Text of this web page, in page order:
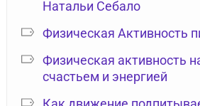
Натальи Себало
Физическая Активность
Физическая активность
счастьем и энергией